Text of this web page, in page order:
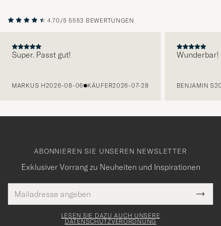
4.70/5 5553 BEWERTUNGEN
Super. Passt gut!
MARKUS H2026-08-06 KÄUFER2026-07-28
Wunderbar!
BENJAMIN S
ABONNIEREN SIE UNSEREN NEWSLETTER
Exklusiver Vorrang zu Neuheiten und Inspirationen
Mail
Adresse
Tack
för
LESEN SIE DAZU AUCH UNSERE
DATENSCHUTZVERORDNUNG